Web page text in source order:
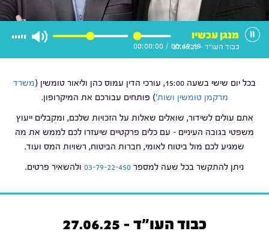
00:49:19
/
00:00:00
מנגן עכשיו
כבוד העו"ד - 27.06.25
בכל יום שישי בשעה 15:00, עורכי הדין עמוס כהן וליאור טומשין (
משרד
מרקמן טומשין ושות') פותחים עבורכם את המיקרופון.
אתם עולים לשידור, שואלים שאלות על הזכויות שלכם, ומקבלים ייעוץ
משפטי בגובה העיניים – עם כלים פרקטיים שיעזרו לכם לממש את מה
שמגיע לכם מול ביטוח לאומי, חברות הביטוח, רשויות המס ועוד.
ניתן להתקשר בכל שעה למספר 03-79-22-450 ולהשאיר פרטים.
כבוד העו"ד - 27.06.25